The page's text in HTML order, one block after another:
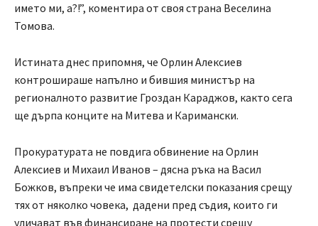
името ми, а?!”, коментира от своя страна Веселина
Томова.
Истината днес припомня, че Орлин Алексиев
контрошираше напълно и бившия министър на
регионалното развитие Гроздан Караджов, както сега
ще дърпа конците на Митева и Каримански.
Прокуратурата не повдига обвинение на Орлин
Алексиев и Михаил Иванов – дясна ръка на Васил
Божков, въпреки че има свидетелски показания срещу
тях от няколко човека, дадени пред съдия, които ги
уличават във финансиране на протести срещу